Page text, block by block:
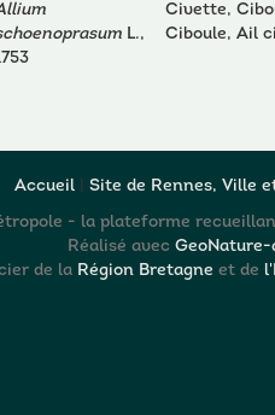
L.,
Civette,
Ciboule, Ail
Accueil| Site de Rennes, Ville
- la plateforme
Réalisé avec
de la Région Bretagne et de